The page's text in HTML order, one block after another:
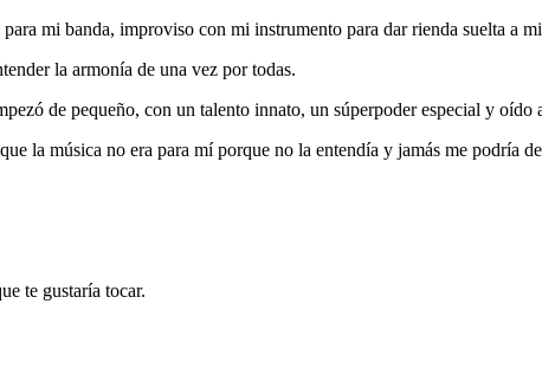
mi banda, improviso con mi instrumento para dar rienda suelta a
la armonía de una vez por todas.
de pequeño, con un talento innato, un súperpoder especial y oído
la música no era para mí porque no la entendía y jamás me podría
te gustaría tocar.